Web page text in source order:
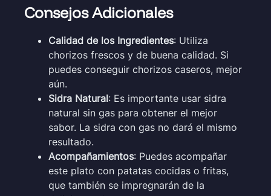
Consejos Adicionales
Calidad de los Ingredientes: Utiliza
chorizos frescos y de buena calidad. Si
puedes conseguir chorizos caseros, mejor
aún.
Sidra Natural: Es importante usar sidra
natural sin gas para obtener el mejor
sabor. La sidra con gas no dará el mismo
resultado.
Acompañamientos: Puedes acompañar
este plato con patatas cocidas o fritas,
que también se impregnarán de la